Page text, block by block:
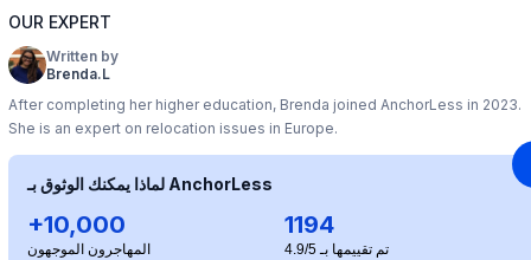
OUR EXPERT
Written by
Brenda.L
After completing her higher education, Brenda joined AnchorLess in 2023.
She is an expert on relocation issues in Europe.
لماذا يمكنك الوثوق بـ AnchorLess
+10,000
المهاجرون الموجهون
1194
تم تقييمها بـ 4.9/5